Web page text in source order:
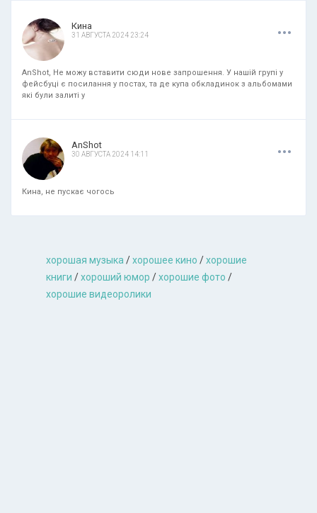
Кина
31 АВГУСТА 2024 23:24 ...
AnShot, Не можу вставити сюди нове запрошення. У нашій групі у
фейсбуці є посилання у постах, та де купа обкладинок з альбомами
які були залиті у
AnShot
30 АВГУСТА 2024 14:11 ...
Кина, не пускає чогось
хорошая музыкa/хорошее кино /хорошие
книги /хороший юмор /хорошие фото /
хорошие видеоролики